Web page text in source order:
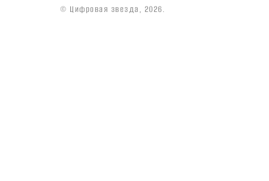
© Цифровая звезда, 2026.